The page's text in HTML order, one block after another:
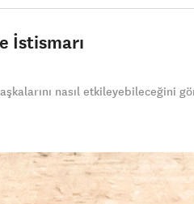
İstismarı
nasıl etkileyebileceğini